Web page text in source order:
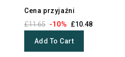
Cena przyjaźni
£11.65 -10% £10.48
Add To Cart